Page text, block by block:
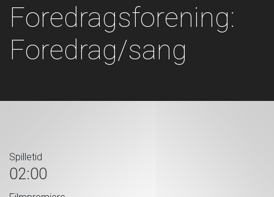
Foredragsforening:
Foredrag/sang
Spilletid
02:00